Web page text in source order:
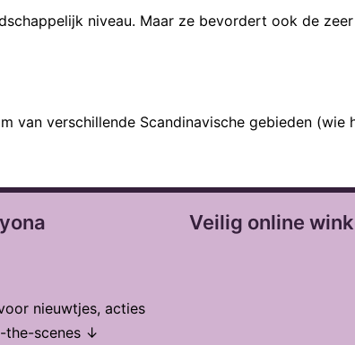
niveau. Maar ze bevordert ook de
van verschillende Scandinavische gebieden (wie
nieuwtjes, acties
the-scenes ↓
Veilig online